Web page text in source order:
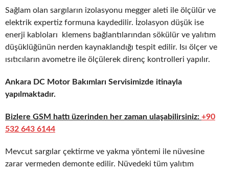
Sağlam olan sargıların izolasyonu megger aleti ile ölçülür ve
elektrik expertiz formuna kaydedilir. İzolasyon düşük ise
enerji kabloları klemens bağlantılarından sökülür ve yalıtım
düşüklüğünün nerden kaynaklandığı tespit edilir. Isı ölçer ve
ısıtıcıların avometre ile ölçülerek direnç kontrolleri yapılır.
Ankara DC Motor Bakımları Servisimizde itinayla
yapılmaktadır.
Bizlere GSM hattı üzerinden her zaman ulaşabilirsiniz: +90
532 643 6144
Mevcut sargılar çektirme ve yakma yöntemi ile nüvesine
zarar vermeden demonte edilir. Nüvedeki tüm yalıtım